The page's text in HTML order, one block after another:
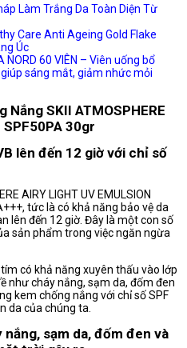
Làm Trắng Da Toàn Diện Từ
Care Anti Ageing Gold Flake
Úc
NORD 60 VIÊN – Viên uống bổ
sáng mắt, giảm nhức mỏi
SKII ATMOSPHERE
SPF50PA 30gr
lên đến 12 giờ với chỉ số
AIRY LIGHT UV EMULSION
tức là có khả năng bảo vệ da
lên đến 12 giờ. Đây là một con số
sản phẩm trong việc ngăn ngừa
có khả năng xuyên thấu vào lớp
như cháy nắng, sạm da, đốm đen
kem chống nắng với chỉ số SPF
da của chúng ta.
sạm da, đốm đen và